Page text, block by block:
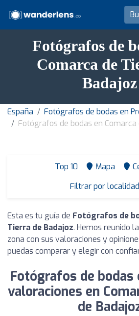
Fotógrafos de
Comarca de
Badajoz
España
Fotógrafos de bodas en
Fotógrafos de bodas en Comarca
Top 10 Mapa
Filtrar por localidad
Esta es tu guía de Fotógrafos de
Tierra de Badajoz. Hemos reunido
zona con sus valoraciones y
puedas comparar y elegir con
Fotógrafos de bodas
valoraciones en
de